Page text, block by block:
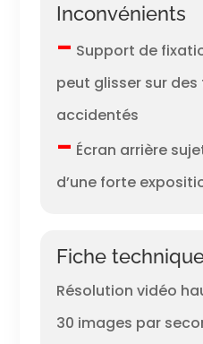
Inconvénients
– Support de
peut glisser sur
accidentés
– Écran arrière
d’une forte
Fiche
Résolution vidéo
30 images par